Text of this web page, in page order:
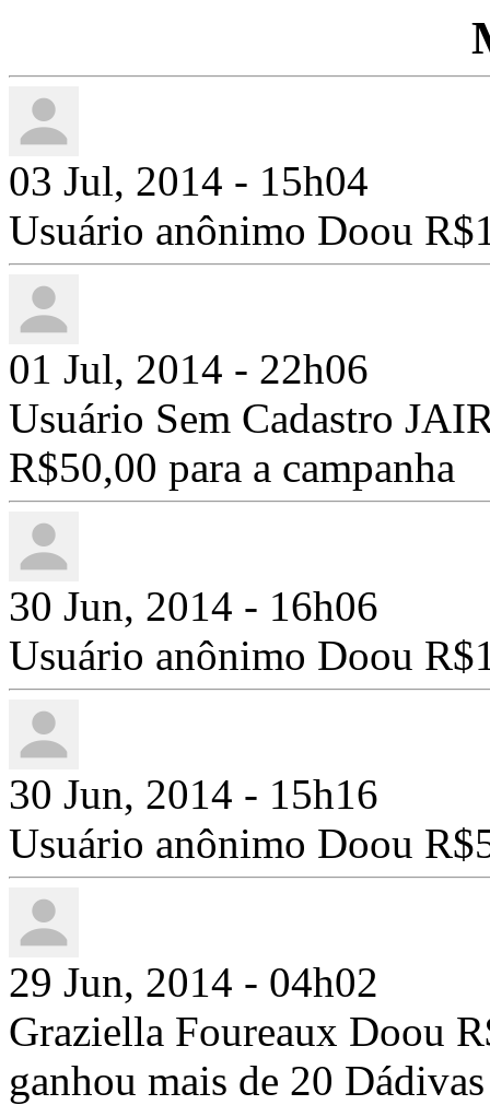
03 Jul, 2014 - 15h04
Usuário anônimo Doou
01 Jul, 2014 - 22h06
Usuário Sem Cadastro
R$50,00 para a campanha
30 Jun, 2014 - 16h06
Usuário anônimo Doou
30 Jun, 2014 - 15h16
Usuário anônimo Doou
29 Jun, 2014 - 04h02
Graziella Foureaux Doou
ganhou mais de 20